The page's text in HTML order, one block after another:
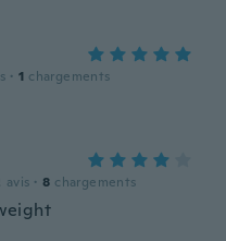
· 1 chargements
avis · 8 chargements